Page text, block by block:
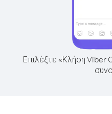
Επιλέξτε «Κλήση Viber